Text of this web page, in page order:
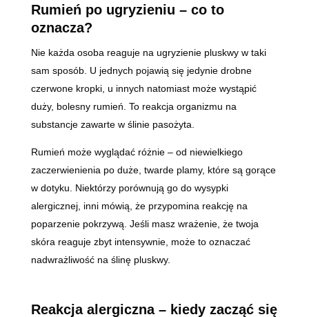
Rumień po ugryzieniu – co to
oznacza?
Nie każda osoba reaguje na ugryzienie pluskwy w taki
sam sposób. U jednych pojawią się jedynie drobne
czerwone kropki, u innych natomiast może wystąpić
duży, bolesny rumień. To reakcja organizmu na
substancje zawarte w ślinie pasożyta.
Rumień może wyglądać różnie – od niewielkiego
zaczerwienienia po duże, twarde plamy, które są gorące
w dotyku. Niektórzy porównują go do wysypki
alergicznej, inni mówią, że przypomina reakcję na
poparzenie pokrzywą. Jeśli masz wrażenie, że twoja
skóra reaguje zbyt intensywnie, może to oznaczać
nadwrażliwość na ślinę pluskwy.
Reakcja alergiczna – kiedy zacząć się